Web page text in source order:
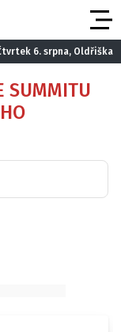
6. srpna, Oldřiška
SUMMITU